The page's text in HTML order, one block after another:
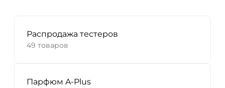
Распродажа тестеров
49 товаров
Парфюм A-Plus